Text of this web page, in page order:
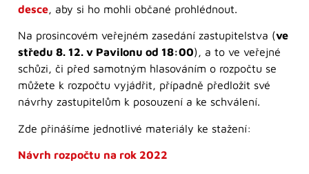
desce, aby si ho mohli občané prohlédnout.
Na prosincovém veřejném zasedání zastupitelstva (ve
středu 8. 12. v Pavilonu od 18:00), a to ve veřejné
schůzi, či před samotným hlasováním o rozpočtu se
můžete k rozpočtu vyjádřit, případně předložit své
návrhy zastupitelům k posouzení a ke schválení.
Zde přinášíme jednotlivé materiály ke stažení:
Návrh rozpočtu na rok 2022